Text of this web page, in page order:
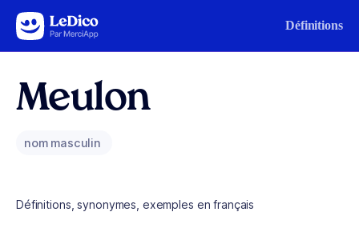
Aller au contenu Définitions
Meulon
nom masculin
Définitions, synonymes, exemples en français